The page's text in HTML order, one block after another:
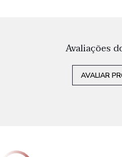
Avaliações
AVALIAR